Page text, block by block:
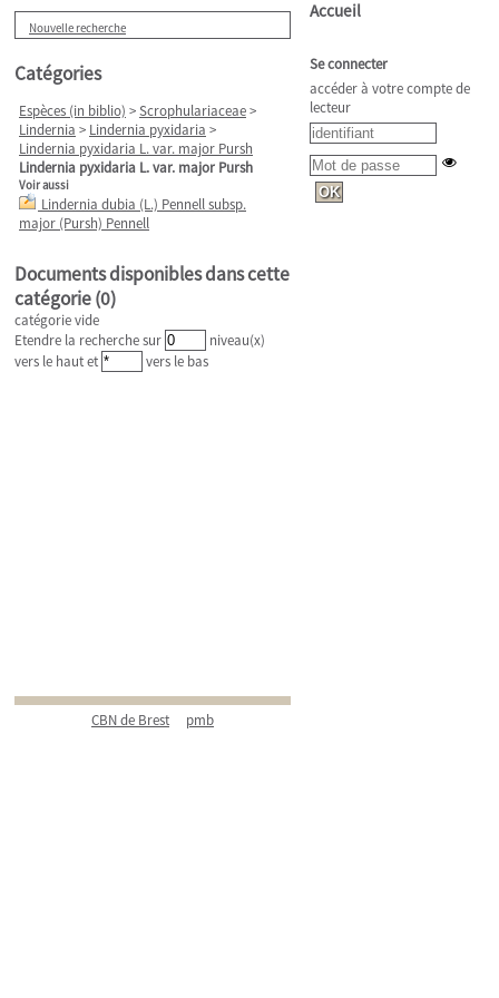
Nouvelle recherche
Catégories
Espèces (in biblio) >Scrophulariaceae>
Lindernia > Lindernia pyxidaria >
Lindernia pyxidaria L. var. major Pursh
Lindernia pyxidaria L. var. major Pursh
Voir aussi
Lindernia dubia (L.) Pennell subsp.
major (Pursh) Pennell
Documents disponibles dans cette
catégorie (0)
catégorie vide
Etendre la recherche sur
niveau(x)
vers le haut et
vers le bas
CBN de Brest pmb
Accueil
Se connecter
accéder à votre compte de
lecteur